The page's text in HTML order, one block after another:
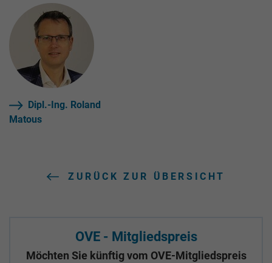
Dipl.-Ing. Roland
Matous
ZURÜCK ZUR ÜBERSICHT
OVE - Mitgliedspreis
Möchten Sie künftig vom OVE-Mitgliedspreis